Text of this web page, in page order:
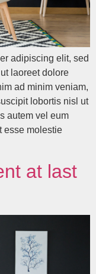
adipiscing elit, sed
laoreet dolore
ad minim veniam,
lobortis nisl ut
autem vel eum
esse molestie
at last